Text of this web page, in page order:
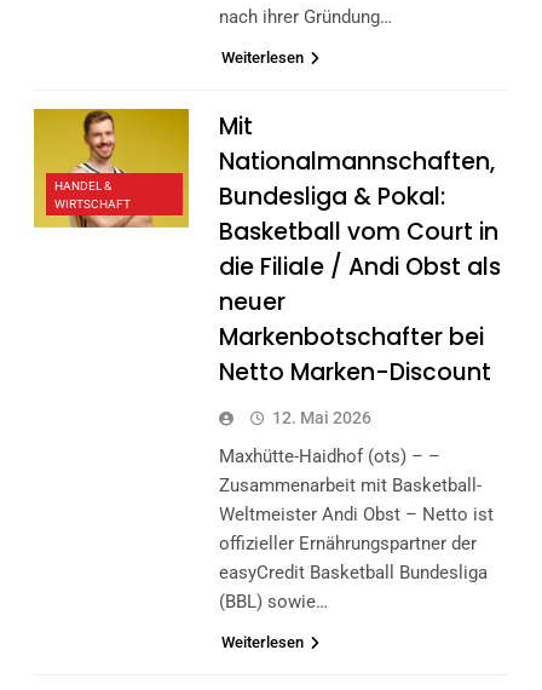
nach ihrer Gründung…
Weiterlesen
HANDEL &
WIRTSCHAFT
Mit
Nationalmannschaften,
Bundesliga & Pokal:
Basketball vom Court in
die Filiale / Andi Obst als
neuer
Markenbotschafter bei
Netto Marken-Discount
12. Mai 2026
Maxhütte-Haidhof (ots) – –
Zusammenarbeit mit Basketball-
Weltmeister Andi Obst – Netto ist
offizieller Ernährungspartner der
easyCredit Basketball Bundesliga
(BBL) sowie…
Weiterlesen